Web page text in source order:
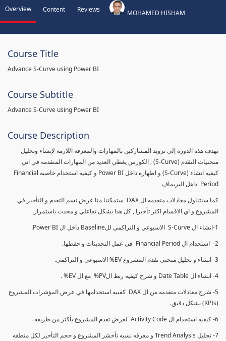
Overview Content Reviews MOHAMED HISHAM
Course Title
Advance S-Curve using Power BI
Course Subtitle
Advance S-Curve using Power BI
Course Description
تهدف هذه الدورة إلى تزويد المشاركين بالمهارات والمعرفة اللازمة لإنشاء وتحليل
منحنيات التقدم (S-Curve) , الكورس يغطي العديد من المهارات المتقدمه في اني
كيفيه انشاء (S-Curve) و اظهاره داخل Power BI و كيفيه استخدام خاصيه Financial
Period داهل البريماف
كما سنتناول معادلات متقدمه ال DAX ستمكننا منا عرض نسم التقدم و التأخير في
المشروع و اي الاقسام اكثر تأخيرا , كل هذا بشكل تفاعلي و محدث باستمرار.
1-انشاء ال S-Curve الاسبوعي و التراكمي للBaseline داخل ال Power BI.
2- استخدام ال Financial Period في عمل التحديثات و حفظها.
3- انشاء و تحليل منحني تقدم المشروع EV% الاسبوعي و التراكمي.
4- انشاء ال Date Table و شرح كيفيه ربط الPV% مع ال EV% .
5- شرح معادلات متقدمه من ال DAX كفييه استخدامها في عرض المؤشرات المشروع
(KPIs) بشكل دقيق.
6- كيفيه استخدام ال Activity Code لعرض تقدم المشروع بأكثر من طريقه .
7- تحليل Trend Analysis و معرفه نسبه تأخشر المشروع و حجم التأخير لكل منطقه